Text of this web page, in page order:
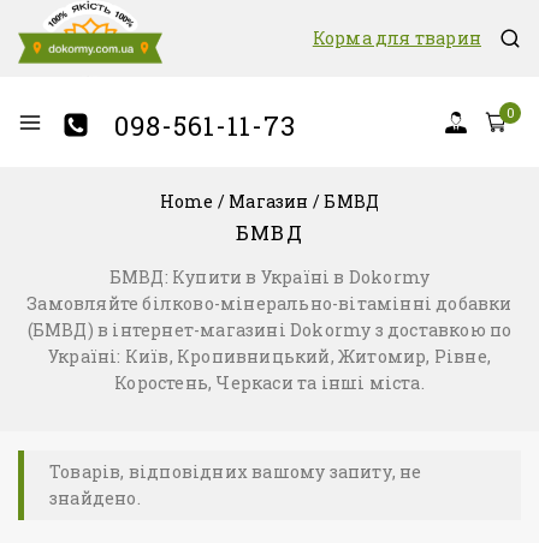
Корма для тварин
098-561-11-73 0
Home / Магазин /БМВД
БМВД
БМВД: Купити в Україні в Dokormy
Замовляйте білково-мінерально-вітамінні добавки
(БМВД) в інтернет-магазині Dokormy з доставкою по
Україні: Київ, Кропивницький, Житомир, Рівне,
Коростень, Черкаси та інші міста.
Товарів, відповідних вашому запиту, не
знайдено.